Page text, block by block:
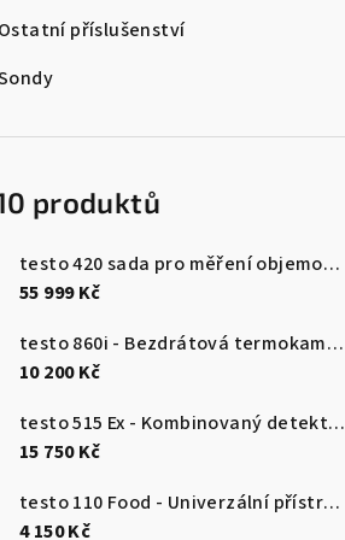
Ostatní příslušenství
produktů
testo 420 sada pro měření objemového průtoku
55 999 Kč
testo 860i - Bezdrátová termokamera pro chytré telefony
10 200 Kč
testo 515 Ex - Kombinovaný detektor úniku
15 750 Kč
testo 110 Food - Univerzální přístroj pro měření teploty s připojením k aplikaci
4 150 Kč